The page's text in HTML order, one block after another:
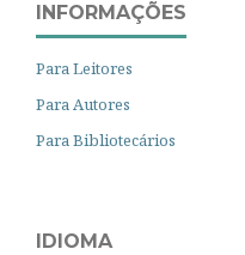
INFORMAÇÕES
Para Leitores
Para Autores
Para Bibliotecários
IDIOMA